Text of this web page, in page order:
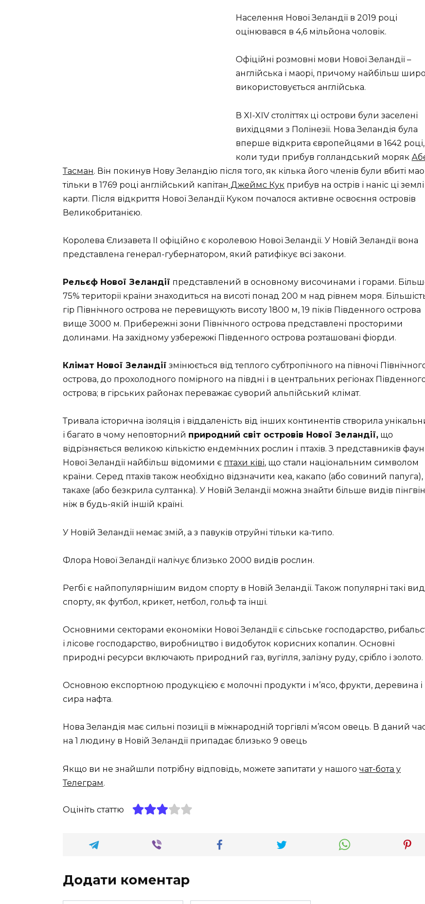
Населення Нової Зеландії в 2019 році
оцінювався в 4,6 мільйона чоловік.
Офіційні розмовні мови Нової Зеландії –
англійська і маорі, причому найбільш
використовується англійська.
В XI-XIV століттях ці острови були заселені
вихідцями з Полінезії. Нова Зеландія була
вперше відкрита європейцями в 1642 році,
коли туди прибув голландський моряк
Тасман. Він покинув Нову Зеландію після того, як кілька його членів були вбиті
тільки в 1769 році англійський капітан Джеймс Кук прибув на острів і наніс ці
карти. Після відкриття Нової Зеландії Куком почалося активне освоєння островів
Великобританією.
Королева Єлизавета II офіційно є королевою Нової Зеландії. У Новій Зеландії вона
представлена ​​генерал-губернатором, який ратифікує всі закони.
Рельєф Нової Зеландії представлений в основному височинами і горами.
75% території країни знаходиться на висоті понад 200 м над рівнем моря.
гір Північного острова не перевищують висоту 1800 м, 19 піків Південного острова
вище 3000 м. Прибережні зони Північного острова представлені просторими
долинами. На західному узбережжі Південного острова розташовані фіорди.
Клімат Нової Зеландії змінюється від теплого субтропічного на півночі
острова, до прохолодного помірного на півдні і в центральних регіонах
острова; в гірських районах переважає суворий альпійський клімат.
Тривала історична ізоляція і віддаленість від інших континентів створила
і багато в чому неповторний природний світ островів Нової Зеландії, що
відрізняється великою кількістю ендемічних рослин і птахів. З представників
Нової Зеландії найбільш відомими є птахи ківі, що стали національним символом
країни. Серед птахів також необхідно відзначити кеа, какапо (або совиний папуга),
такахе (або безкрила султанка). У Новій Зеландії можна знайти більше видів
ніж в будь-якій іншій країні.
У Новій Зеландії немає змій, а з павуків отруйні тільки ка-типо.
Флора Нової Зеландії налічує близько 2000 видів рослин.
Регбі є найпопулярнішим видом спорту в Новій Зеландії. Також популярні такі
спорту, як футбол, крикет, нетбол, гольф та інші.
Основними секторами економіки Нової Зеландії є сільське господарство,
і лісове господарство, виробництво і видобуток корисних копалин. Основні
природні ресурси включають природний газ, вугілля, залізну руду, срібло і золото.
Основною експортною продукцією є молочні продукти і м’ясо, фрукти, деревина і
сира нафта.
Нова Зеландія має сильні позиції в міжнародній торгівлі м’ясом овець. В даний
на 1 людину в Новій Зеландії припадає близько 9 овець
Якщо ви не знайшли потрібну відповідь, можете запитати у нашого чат-бота у
Телеграм.
Оцініть статтю
Додати коментар